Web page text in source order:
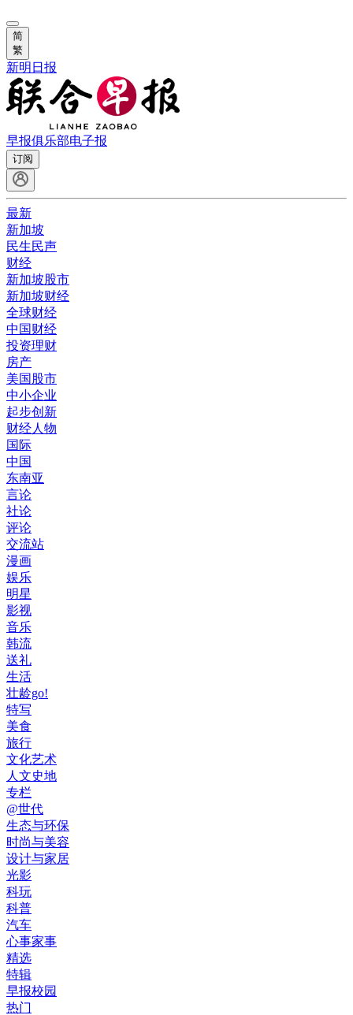
简
繁
新明日报
早报俱乐部电子报
订阅
最新
新加坡
民生民声
财经
新加坡股市
新加坡财经
全球财经
中国财经
投资理财
房产
美国股市
中小企业
起步创新
财经人物
国际
中国
东南亚
言论
社论
评论
交流站
漫画
娱乐
明星
影视
音乐
韩流
送礼
生活
壮龄go!
特写
美食
旅行
文化艺术
人文史地
专栏
@世代
生态与环保
时尚与美容
设计与家居
光影
科玩
科普
汽车
心事家事
精选
特辑
早报校园
热门